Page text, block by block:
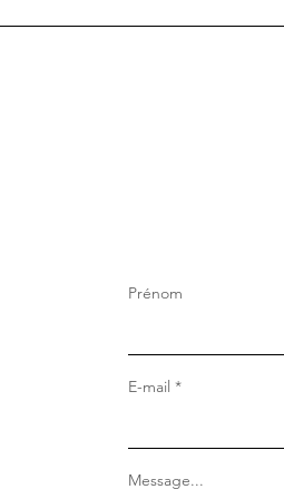
graffiti rencontre la poésie
Prénom
E-mail
Message...